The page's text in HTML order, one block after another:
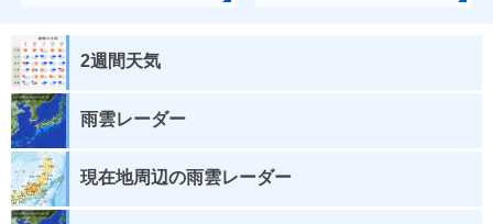
2週間天気
雨雲レーダー
現在地周辺の雨雲レーダー